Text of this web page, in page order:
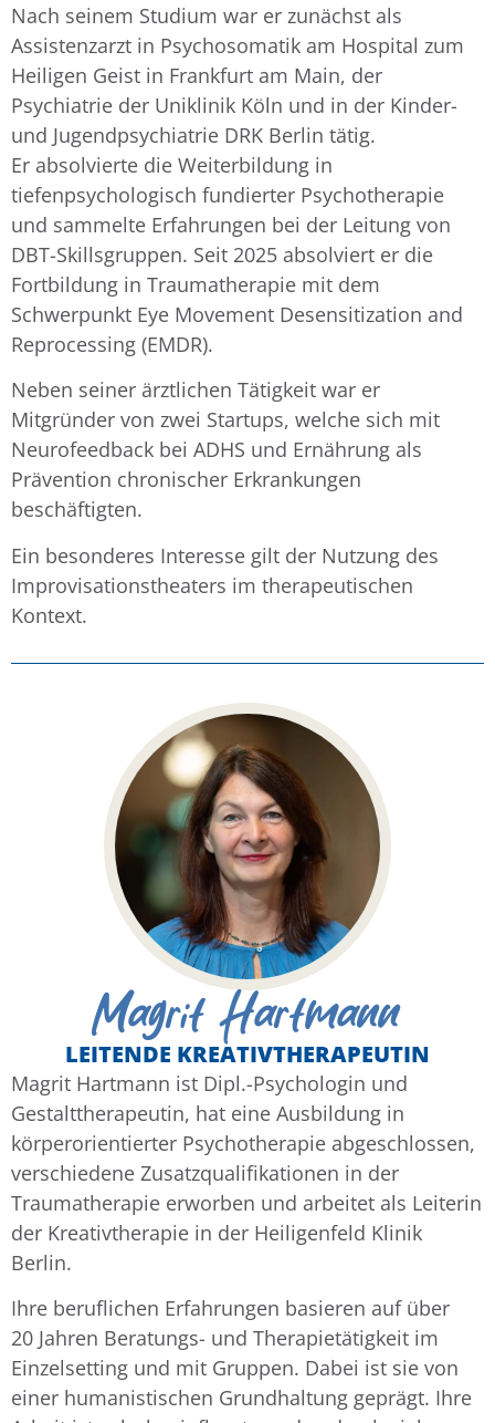
Nach seinem Studium war er zunächst als
Assistenzarzt in Psychosomatik am Hospital zum
Heiligen Geist in Frankfurt am Main, der
Psychiatrie der Uniklinik Köln und in der Kinder-
und Jugendpsychiatrie DRK Berlin tätig.
Er absolvierte die Weiterbildung in
tiefenpsychologisch fundierter Psychotherapie
und sammelte Erfahrungen bei der Leitung von
DBT-Skillsgruppen. Seit 2025 absolviert er die
Fortbildung in Traumatherapie mit dem
Schwerpunkt Eye Movement Desensitization and
Reprocessing (EMDR).
Neben seiner ärztlichen Tätigkeit war er
Mitgründer von zwei Startups, welche sich mit
Neurofeedback bei ADHS und Ernährung als
Prävention chronischer Erkrankungen
beschäftigten.
Ein besonderes Interesse gilt der Nutzung des
Improvisationstheaters im therapeutischen
Kontext.
Magrit Hartmann
LEITENDE KREATIVTHERAPEUTIN
Magrit Hartmann ist Dipl.-Psychologin und
Gestalttherapeutin, hat eine Ausbildung in
körperorientierter Psychotherapie abgeschlossen,
verschiedene Zusatzqualifikationen in der
Traumatherapie erworben und arbeitet als Leiterin
der Kreativtherapie in der Heiligenfeld Klinik
Berlin.
Ihre beruflichen Erfahrungen basieren auf über
20 Jahren Beratungs- und Therapietätigkeit im
Einzelsetting und mit Gruppen. Dabei ist sie von
einer humanistischen Grundhaltung geprägt. Ihre